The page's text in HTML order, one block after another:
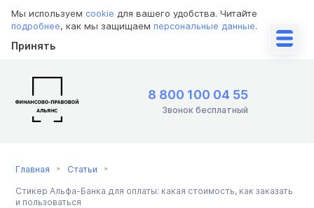
Мы используем cookie для вашего удобства. Читайте
подробнее, как мы защищаем персональные данные.
Принять
8 800 100 04 55
Звонок бесплатный
Главная Статьи
Стикер Альфа-Банка для оплаты: какая стоимость, как заказать
и пользоваться